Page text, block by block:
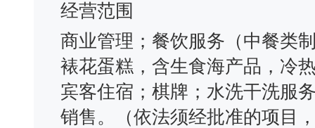
经营范围
商业管理；餐饮服务（中餐类
裱花蛋糕，含生食海产品，冷
宾客住宿；棋牌；水洗干洗服
销售。（依法须经批准的项目